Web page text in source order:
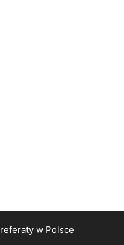
referatyw Polsce